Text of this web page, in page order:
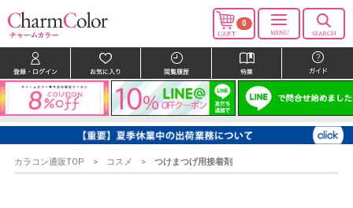
0
カラコン通販TOP コスメ つけまつげ用接着剤